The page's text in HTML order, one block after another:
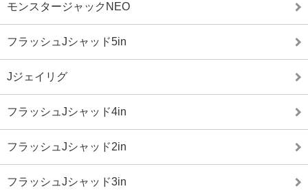
モンスタージャックNEO
フラッシュJシャッド5in
Jジェイリグ
フラッシュJシャッド4in
フラッシュJシャッド2in
フラッシュJシャッド3in